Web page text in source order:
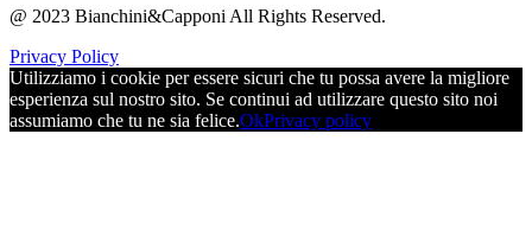
@ 2023 Bianchini&Capponi All Rights Reserved.
Privacy Policy
Utilizziamo i cookie per essere sicuri che tu possa avere la migliore
esperienza sul nostro sito. Se continui ad utilizzare questo sito noi
assumiamo che tu ne sia felice.OkPrivacy policy